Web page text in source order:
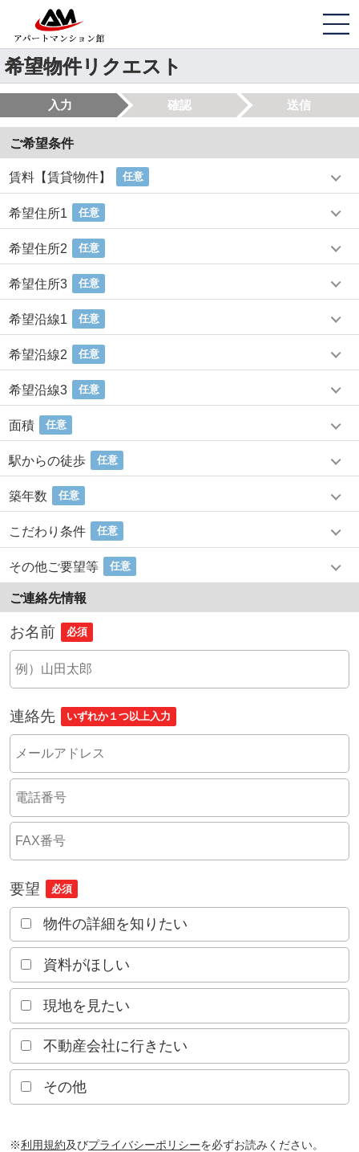
希望物件リクエスト
入力 確認 送信
ご希望条件
賃料【賃貸物件】 任意
希望住所1 任意
希望住所2 任意
希望住所3 任意
希望沿線1 任意
希望沿線2 任意
希望沿線3 任意
面積 任意
駅からの徒歩 任意
築年数 任意
こだわり条件 任意
その他ご要望等 任意
ご連絡先情報
お名前 必須
連絡先 いずれか１つ以上入力
要望 必須
物件の詳細を知りたい
資料がほしい
現地を見たい
不動産会社に行きたい
その他
※利用規約及びプライバシーポリシーを必ずお読みください。